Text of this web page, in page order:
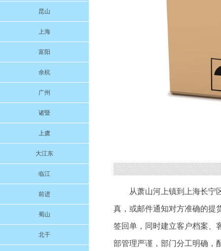
昆山
上海
富阳
余杭
广州
诸暨
上虞
大江东
临江
前进
蜀山
北干
从萧山河上镇到上海长宁
真，或邮件通知对方准确的提
签回单，同时建立客户档案、
部管理严谨，部门分工明确，